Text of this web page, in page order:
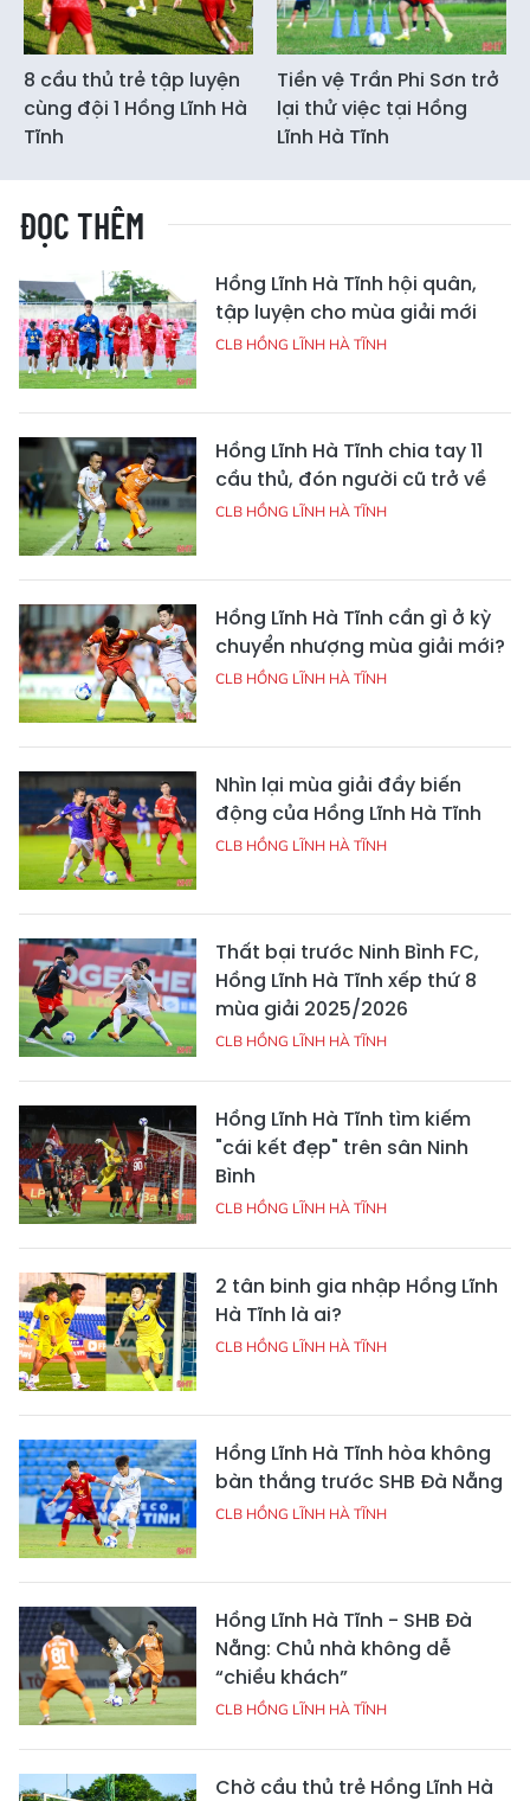
8 cầu thủ trẻ tập luyện
cùng đội 1 Hồng Lĩnh Hà
Tĩnh
Tiền vệ Trần Phi Sơn trở
lại thử việc tại Hồng
Lĩnh Hà Tĩnh
ĐỌC THÊM
Hồng Lĩnh Hà Tĩnh hội quân,
tập luyện cho mùa giải mới
CLB HỒNG LĨNH HÀ TĨNH
Hồng Lĩnh Hà Tĩnh chia tay 11
cầu thủ, đón người cũ trở về
CLB HỒNG LĨNH HÀ TĨNH
Hồng Lĩnh Hà Tĩnh cần gì ở kỳ
chuyển nhượng mùa giải mới?
CLB HỒNG LĨNH HÀ TĨNH
Nhìn lại mùa giải đầy biến
động của Hồng Lĩnh Hà Tĩnh
CLB HỒNG LĨNH HÀ TĨNH
Thất bại trước Ninh Bình FC,
Hồng Lĩnh Hà Tĩnh xếp thứ 8
mùa giải 2025/2026
CLB HỒNG LĨNH HÀ TĨNH
Hồng Lĩnh Hà Tĩnh tìm kiếm
"cái kết đẹp" trên sân Ninh
Bình
CLB HỒNG LĨNH HÀ TĨNH
2 tân binh gia nhập Hồng Lĩnh
Hà Tĩnh là ai?
CLB HỒNG LĨNH HÀ TĨNH
Hồng Lĩnh Hà Tĩnh hòa không
bàn thắng trước SHB Đà Nẵng
CLB HỒNG LĨNH HÀ TĨNH
Hồng Lĩnh Hà Tĩnh - SHB Đà
Nẵng: Chủ nhà không dễ
“chiều khách”
CLB HỒNG LĨNH HÀ TĨNH
Chờ cầu thủ trẻ Hồng Lĩnh Hà